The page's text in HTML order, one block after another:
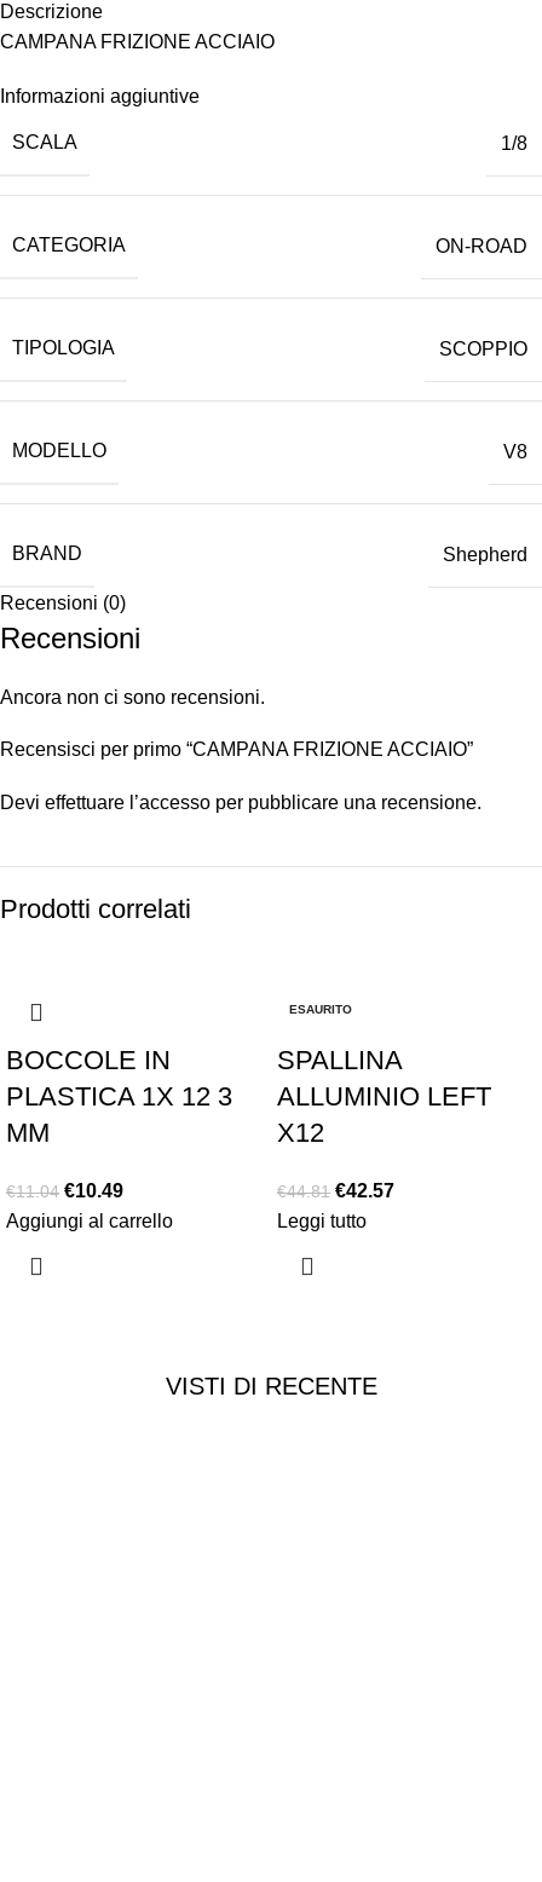
Descrizione
CAMPANA FRIZIONE ACCIAIO
Informazioni aggiuntive
SCALA 1/8
CATEGORIA ON-ROAD
TIPOLOGIA SCOPPIO
MODELLO V8
BRAND Shepherd
Recensioni (0)
Recensioni
Ancora non ci sono recensioni.
Recensisci per primo “CAMPANA FRIZIONE ACCIAIO”
Devi effettuare l’accesso per pubblicare una recensione.
Prodotti correlati
BOCCOLE IN
PLASTICA 1X 12 3
MM
€11.04 €10.49
Aggiungi al carrello
ESAURITO
SPALLINA
ALLUMINIO LEFT
X12
€44.81 €42.57
Leggi tutto
VISTI DI RECENTE